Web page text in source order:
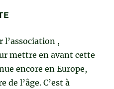
l’association ,
mettre en avant cette
encore en Europe,
de l’âge. C’est à